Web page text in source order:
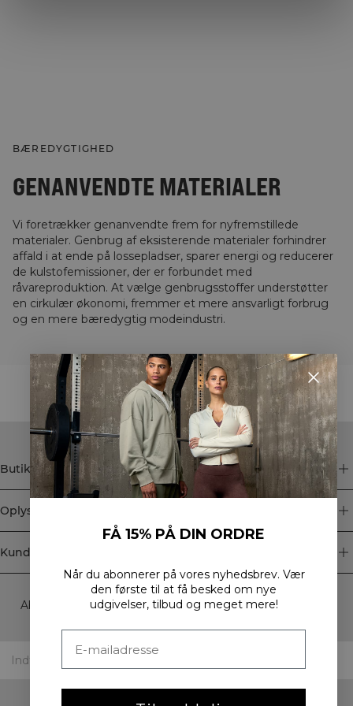
BÆREDYGTIGHED
GENANVENDTE MATERIALER
Vi foretrækker genanvendte frem for nyfremstillede
materialer. Genbrug af eksisterende materialer forhindrer
affald i at ende på lossepladser, sparer energi og reducerer
de kulstofemissioner, der er forbundet med
råvareproduktion. At vælge genbrugsstoffer understøtter
en cirkulær økonomi, fremmer et mere ansvarligt forbrug
og en mere bæredygtig modeindustri.
STYLE WITH
Butik
Oplysninger
Kundeservice
Newsletter
Abonner på vores nyhedsbrev! Få eksklusive tilbud, vores
FÅ 15% PÅ DIN ORDRE
Når du abonnerer på vores nyhedsbrev. Vær
den første til at få besked om nye
udgivelser, tilbud og meget mere!